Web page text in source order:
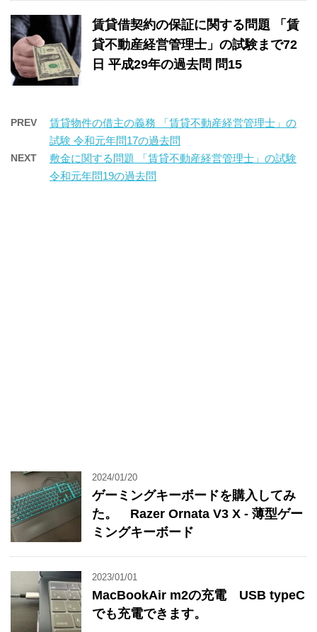
賃貸借契約の保証に関する問題 「賃
貸不動産経営管理士」の試験まで72
日 平成29年の過去問 問15
PREV
賃貸物件の借主の義務 「賃貸不動産経営管理士」の
試験 令和元年問17の過去問
NEXT
敷金に関する問題 「賃貸不動産経営管理士」の試験
令和元年問19の過去問
2024/01/20
ゲーミングキーボードを購入してみ
た。 Razer Ornata V3 X - 薄型ゲー
ミングキーボード
2023/01/01
MacBookAir m2の充電 USB typeC
でも充電できます。